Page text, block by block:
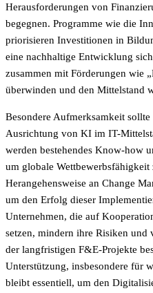
Herausforderungen von
begegnen. Programme wie die
priorisieren Investitionen in
eine nachhaltige Entwicklung
zusammen mit Förderungen wie
überwinden und den Mittelstand
Besondere Aufmerksamkeit sollte
Ausrichtung von KI im IT-
werden bestehendes Know-how
um globale
Herangehensweise an Change
um den Erfolg dieser
Unternehmen, die auf
setzen, mindern ihre Risiken
der langfristigen F&E-Projekte
Unterstützung, insbesondere für
bleibt essentiell, um den